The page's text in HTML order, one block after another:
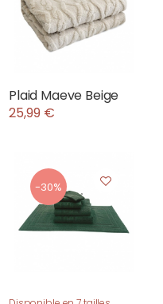
Plaid Maeve Beige
25,99 €
-30%